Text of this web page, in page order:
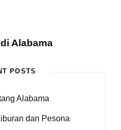
Alabama
POSTS
Alabama
dan Pesona